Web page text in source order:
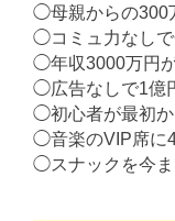
◯母親からの300
◯コミュ力なし
◯年収3000万円
◯広告なしで1億
◯初心者が最初か
◯音楽のVIP席に
◯スナックを今ま